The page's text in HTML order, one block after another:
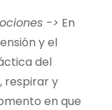
-> En
y el
del
respirar y
en que